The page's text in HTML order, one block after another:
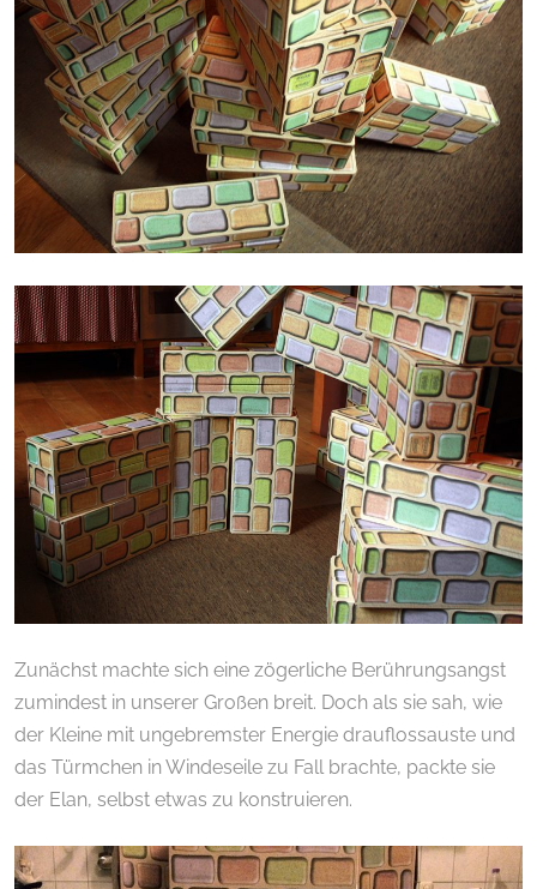
Zunächst machte sich eine zögerliche Berührungsangst
zumindest in unserer Großen breit. Doch als sie sah, wie
der Kleine mit ungebremster Energie drauflossauste und
das Türmchen in Windeseile zu Fall brachte, packte sie
der Elan, selbst etwas zu konstruieren.